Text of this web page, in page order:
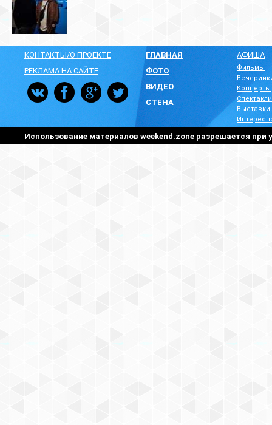
КОНТАКТЫ/О ПРОЕКТЕ
РЕКЛАМА НА САЙТЕ
ГЛАВНАЯ
ФОТО
ВИДЕО
СТЕНА
АФИША
Фильмы
Концерты
Спектакли
Выставки
Использование материалов weekend.zone разрешается